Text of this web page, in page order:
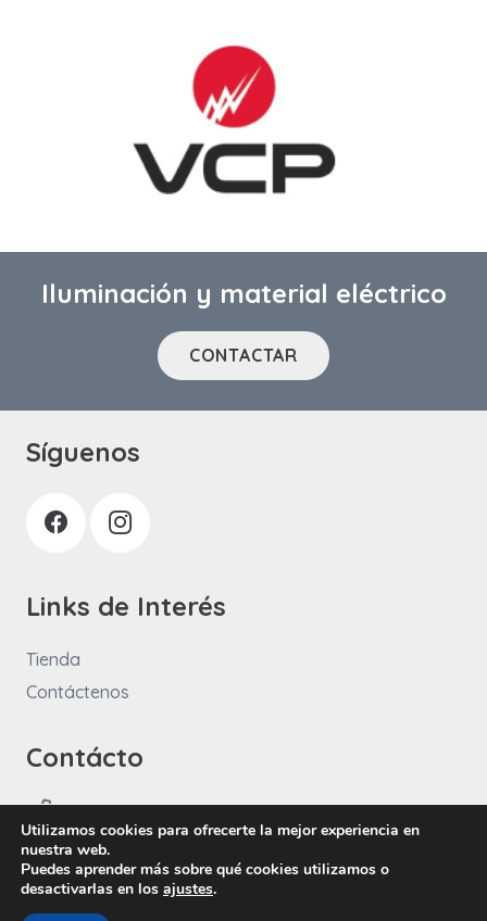
Iluminación y material eléctrico
CONTACTAR
Síguenos
Links de Interés
Tienda
Contáctenos
Contácto
+57 3108682771
info@idtelectric.com.co
Utilizamos cookies para ofrecerte la mejor experiencia en
nuestra web.
Puedes aprender más sobre qué cookies utilizamos o
desactivarlas en los ajustes.